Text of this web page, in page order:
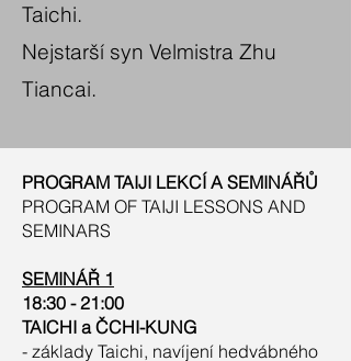
Taichi.
Nejstarší syn Velmistra Zhu
Tiancai.
PROGRAM TAIJI LEKCÍ A SEMINÁŘŮ
PROGRAM OF TAIJI LESSONS AND
SEMINARS
SEMINÁŘ 1
18:30 - 21:00
TAICHI a ČCHI-KUNG
- základy Taichi, navíjení hedvábného